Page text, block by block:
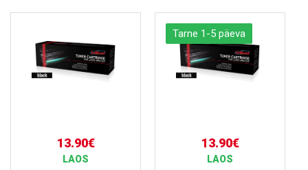
13.90€
LAOS
Tarne 1-5 päeva
13.90€
LAOS